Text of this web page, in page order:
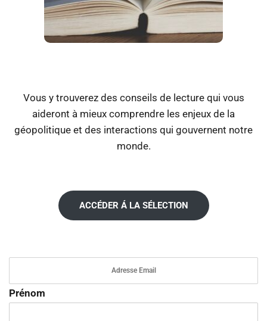
Vous y trouverez des conseils de lecture qui vous
aideront à mieux comprendre les enjeux de la
géopolitique et des interactions qui gouvernent notre
monde.
ACCÉDER Á LA SÉLECTION
Prénom